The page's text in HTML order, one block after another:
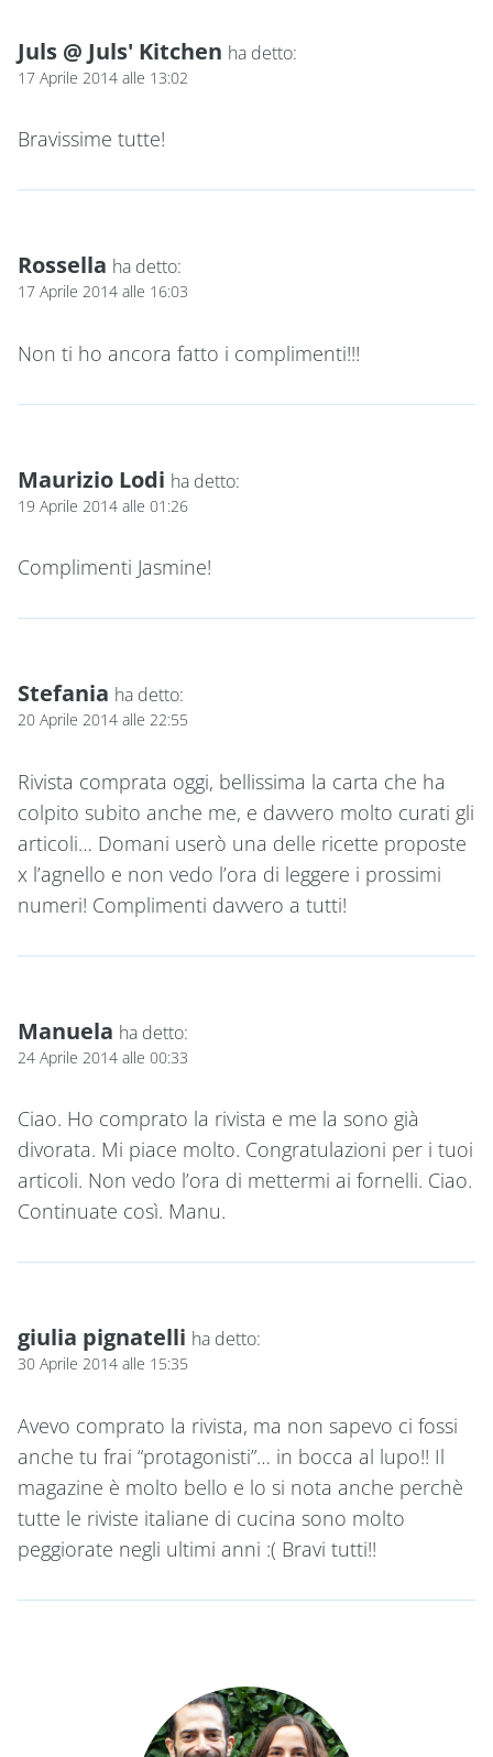
Juls @ Juls' Kitchen ha detto:
17 Aprile 2014 alle 13:02
Bravissime tutte!
Rossella ha detto:
17 Aprile 2014 alle 16:03
Non ti ho ancora fatto i complimenti!!!
Maurizio Lodi ha detto:
19 Aprile 2014 alle 01:26
Complimenti Jasmine!
Stefania ha detto:
20 Aprile 2014 alle 22:55
Rivista comprata oggi, bellissima la carta che ha
colpito subito anche me, e davvero molto curati gli
articoli… Domani userò una delle ricette proposte
x l’agnello e non vedo l’ora di leggere i prossimi
numeri! Complimenti davvero a tutti!
Manuela ha detto:
24 Aprile 2014 alle 00:33
Ciao. Ho comprato la rivista e me la sono già
divorata. Mi piace molto. Congratulazioni per i tuoi
articoli. Non vedo l’ora di mettermi ai fornelli. Ciao.
Continuate così. Manu.
giulia pignatelli ha detto:
30 Aprile 2014 alle 15:35
Avevo comprato la rivista, ma non sapevo ci fossi
anche tu frai “protagonisti”… in bocca al lupo!! Il
magazine è molto bello e lo si nota anche perchè
tutte le riviste italiane di cucina sono molto
peggiorate negli ultimi anni :( Bravi tutti!!